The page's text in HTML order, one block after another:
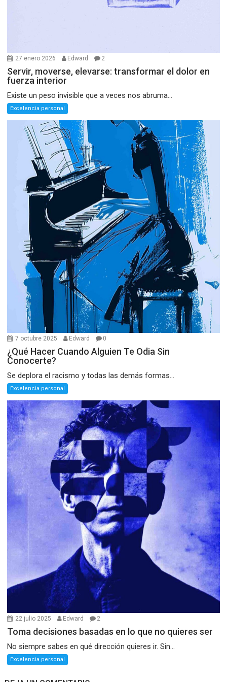
27 enero 2026 Edward 2
Servir, moverse, elevarse: transformar el dolor en
fuerza interior
Existe un peso invisible que a veces nos abruma...
Excelencia personal
7 octubre 2025 Edward 0
¿Qué Hacer Cuando Alguien Te Odia Sin
Conocerte?
Se deplora el racismo y todas las demás formas...
Excelencia personal
22 julio 2025 Edward 2
Toma decisiones basadas en lo que no quieres ser
No siempre sabes en qué dirección quieres ir. Sin...
Excelencia personal